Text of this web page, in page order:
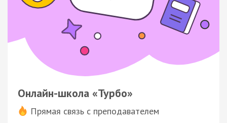
Онлайн-школа «Турбо»
Прямая связь с преподавателем